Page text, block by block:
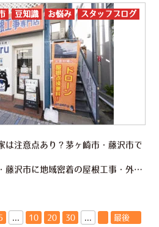
は注意点あり？茅ヶ崎市・藤沢市で
こんにちは！ 茅ヶ崎市・藤沢市に地域密着の屋根工事・外壁塗装専門店 株式会社かなえるです！ あっという間に7月半ばですね。湘南エリアでは辻堂海岸をはじめ、 片瀬東浜や片瀬西浜など各地の海水浴場が…
豆知識 お悩み スタッフブログ
10 20 30 最後 »